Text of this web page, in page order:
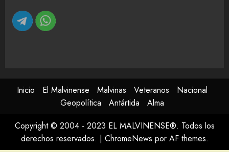
Inicio El Malvinense Malvinas Veteranos
Nacional
Geopolítica
Antártida
Alma
Copyright © 2004 - 2023 EL MALVINENSE®. Todos los
derechos reservados. | ChromeNews por AF themes.